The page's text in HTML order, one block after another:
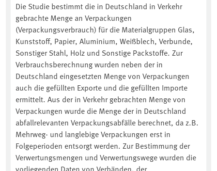
Die Studie bestimmt die in Deutschland in Verkehr
gebrachte Menge an Verpackungen
(Verpackungsverbrauch) für die Materialgruppen Glas,
Kunststoff, Papier, Aluminium, Weißblech, Verbunde,
Sonstiger Stahl, Holz und Sonstige Packstoffe. Zur
Verbrauchsberechnung wurden neben der in
Deutschland eingesetzten Menge von Verpackungen
auch die gefüllten Exporte und die gefüllten Importe
ermittelt. Aus der in Verkehr gebrachten Menge von
Verpackungen wurde die Menge der in Deutschland
abfallrelevanten Verpackungsabfälle berechnet, da z.B.
Mehrweg- und langlebige Verpackungen erst in
Folgeperioden entsorgt werden. Zur Bestimmung der
Verwertungsmengen und Verwertungswege wurden die
vorliegenden Daten von Verbänden, der